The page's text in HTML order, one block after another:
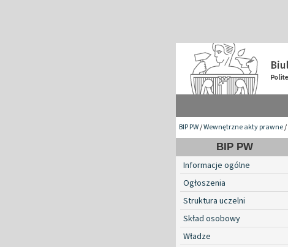
BIP PW/Wewnętrzne akty prawne/
BIP PW
Informacje ogólne
Ogłoszenia
Struktura uczelni
Skład osobowy
Władze